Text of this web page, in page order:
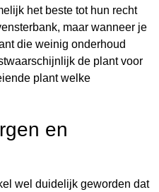
het beste tot hun recht
maar wanneer je
die weinig onderhoud
de plant voor
plant welke
en
wel duidelijk geworden dat